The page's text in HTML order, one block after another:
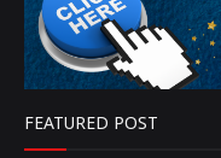
FEATURED POST